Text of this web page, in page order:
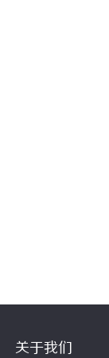
关于我们